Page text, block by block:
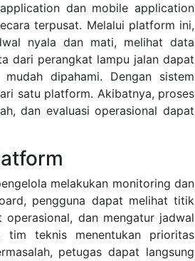
dan mobile application
terpusat. Melalui platform ini,
nyala dan mati, melihat data
dari perangkat lampu jalan dapat
dipahami. Dengan sistem
satu platform. Akibatnya, proses
dan evaluasi operasional dapat
melakukan monitoring dan
pengguna dapat melihat titik
dan mengatur jadwal
tim teknis menentukan prioritas
petugas dapat langsung